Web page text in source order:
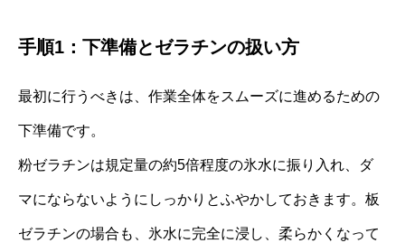
手順1：下準備とゼラチンの扱い方
最初に行うべきは、作業全体をスムーズに進めるための
下準備です。
粉ゼラチンは規定量の約5倍程度の氷水に振り入れ、ダ
マにならないようにしっかりとふやかしておきます。板
ゼラチンの場合も、氷水に完全に浸し、柔らかくなって